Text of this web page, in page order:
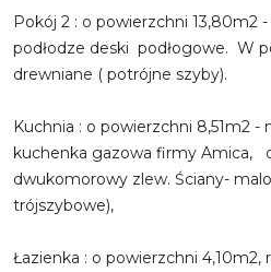
Pokój 2 : o powierzchni 13,80m2
podłodze deski podłogowe. W
drewniane ( potrójne szyby).
Kuchnia : o powierzchni 8,51m2
kuchenka gazowa firmy Amica,
dwukomorowy zlew. Ściany-
trójszybowe),
Łazienka : o powierzchni